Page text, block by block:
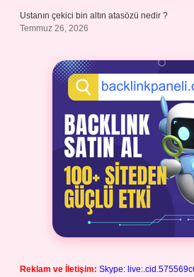
Ustanın çekici bin altın atasözü nedir ?
Temmuz 26, 2026
Reklam ve İletişim: Skype: